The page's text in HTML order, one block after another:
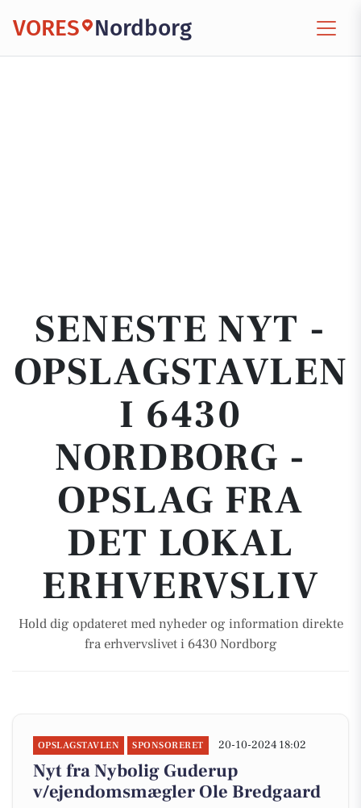
VORES Nordborg
SENESTE NYT -
OPSLAGSTAVLEN
I 6430
NORDBORG -
OPSLAG FRA
DET LOKAL
ERHVERVSLIV
Hold dig opdateret med nyheder og information direkte
fra erhvervslivet i 6430 Nordborg
OPSLAGSTAVLEN SPONSORERET 20-10-2024 18:02
Nyt fra Nybolig Guderup
v/ejendomsmægler Ole Bredgaard